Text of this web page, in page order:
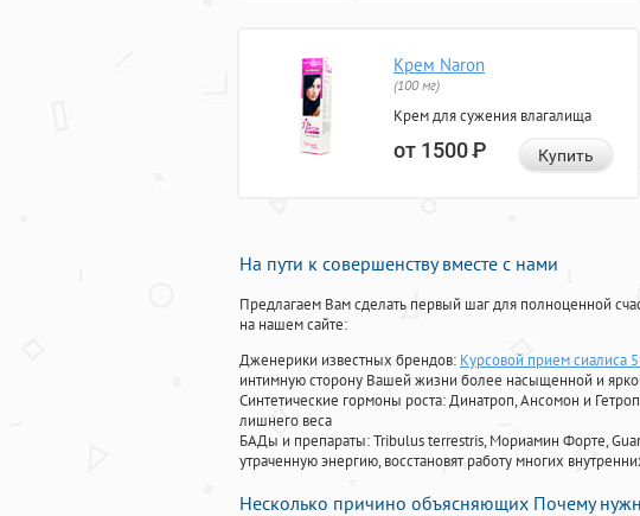
Крем Naron
(100 мг)
Крем для сужения влагалища
от 1500Р Купить
На пути к совершенству вместе с нами
Предлагаем Вам сделать первый шаг для полноценной
на нашем сайте:
Дженерики известных брендов: Курсовой прием сиалиса
интимную сторону Вашей жизни более насыщенной и
Синтетические гормоны роста: Динатроп, Ансомон и
лишнего веса
БАДы и препараты:Tribulus terrestris, Мориамин Форте,
утраченную энергию, восстановят работу многих
Несколько причино объясняющих Почему